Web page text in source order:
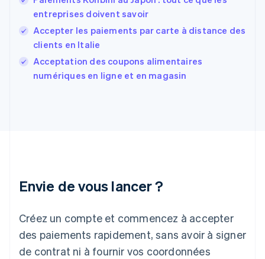
entreprises doivent savoir
Accepter les paiements par carte à distance des
clients en Italie
Acceptation des coupons alimentaires
numériques en ligne et en magasin
Envie de vous lancer ?
Créez un compte et commencez à accepter
des paiements rapidement, sans avoir à signer
de contrat ni à fournir vos coordonnées
EnglishSvenska
FrançaisEnglish
Gibraltar
English
Grèce
Japon
Lettonie
English
Liechtenstein
DeutschEnglish